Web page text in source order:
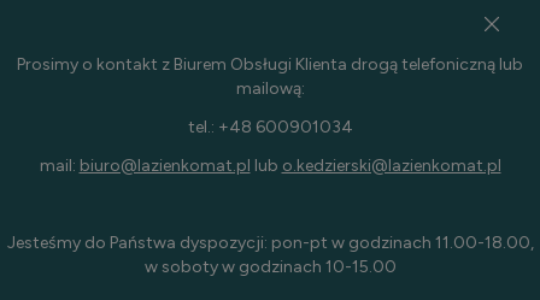
Prosimy o kontakt z Biurem Obsługi Klienta drogą telefoniczną lub
mailową:
tel.: +48 600901034
mail: biuro@lazienkomat.pl lub o.kedzierski@lazienkomat.pl
Jesteśmy do Państwa dyspozycji: pon-pt w godzinach 11.00-18.00,
w soboty w godzinach 10-15.00